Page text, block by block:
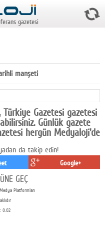
gazetesi
manşeti
Gazetesi gazetesi
Günlük gazete
hergün Medyaloji'de
da takip edin!
Google+
GEÇ
Platformları
0.02